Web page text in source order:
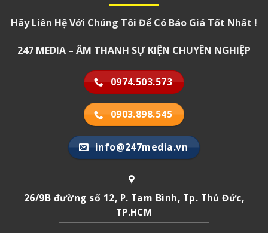
Hãy Liên Hệ Với Chúng Tôi Để Có Báo Giá Tốt Nhất !
247 MEDIA – ÂM THANH SỰ KIỆN CHUYÊN NGHIỆP
0974.503.573
0903.898.545
info@247media.vn
26/9B đường số 12, P. Tam Bình, Tp. Thủ Đức,
TP.HCM